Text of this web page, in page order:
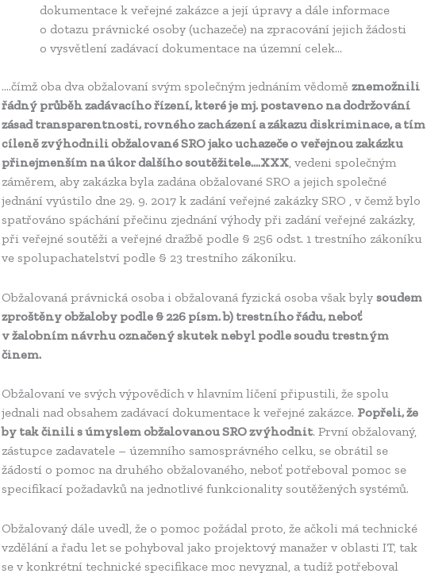
dokumentace k veřejné zakázce a její úpravy a dále informace
o dotazu právnické osoby (uchazeče) na zpracování jejich žádosti
o vysvětlení zadávací dokumentace na územní celek…
….čímž oba dva obžalovaní svým společným jednáním vědomě znemožnili
řádný průběh zadávacího řízení, které je mj. postaveno na dodržování
zásad transparentnosti, rovného zacházení a zákazu diskriminace, a tím
cíleně zvýhodnili obžalované SRO jako uchazeče o veřejnou zakázku
přinejmenším na úkor dalšího soutěžitele….XXX, vedeni společným
záměrem, aby zakázka byla zadána obžalované SRO a jejich společné
jednání vyústilo dne 29. 9. 2017 k zadání veřejné zakázky SRO , v čemž bylo
spatřováno spáchání přečinu zjednání výhody při zadání veřejné zakázky,
při veřejné soutěži a veřejné dražbě podle § 256 odst. 1 trestního zákoníku
ve spolupachatelství podle § 23 trestního zákoníku.
Obžalovaná právnická osoba i obžalovaná fyzická osoba však byly soudem
zproštěny obžaloby podle § 226 písm. b) trestního řádu, neboť
v žalobním návrhu označený skutek nebyl podle soudu trestným
činem.
Obžalovaní ve svých výpovědích v hlavním líčení připustili, že spolu
jednali nad obsahem zadávací dokumentace k veřejné zakázce. Popřeli, že
by tak činili s úmyslem obžalovanou SRO zvýhodnit. První obžalovaný,
zástupce zadavatele – územního samosprávného celku, se obrátil se
žádostí o pomoc na druhého obžalovaného, neboť potřeboval pomoc se
specifikací požadavků na jednotlivé funkcionality soutěžených systémů.
Obžalovaný dále uvedl, že o pomoc požádal proto, že ačkoli má technické
vzdělání a řadu let se pohyboval jako projektový manažer v oblasti IT, tak
se v konkrétní technické specifikace moc nevyznal, a tudíž potřeboval